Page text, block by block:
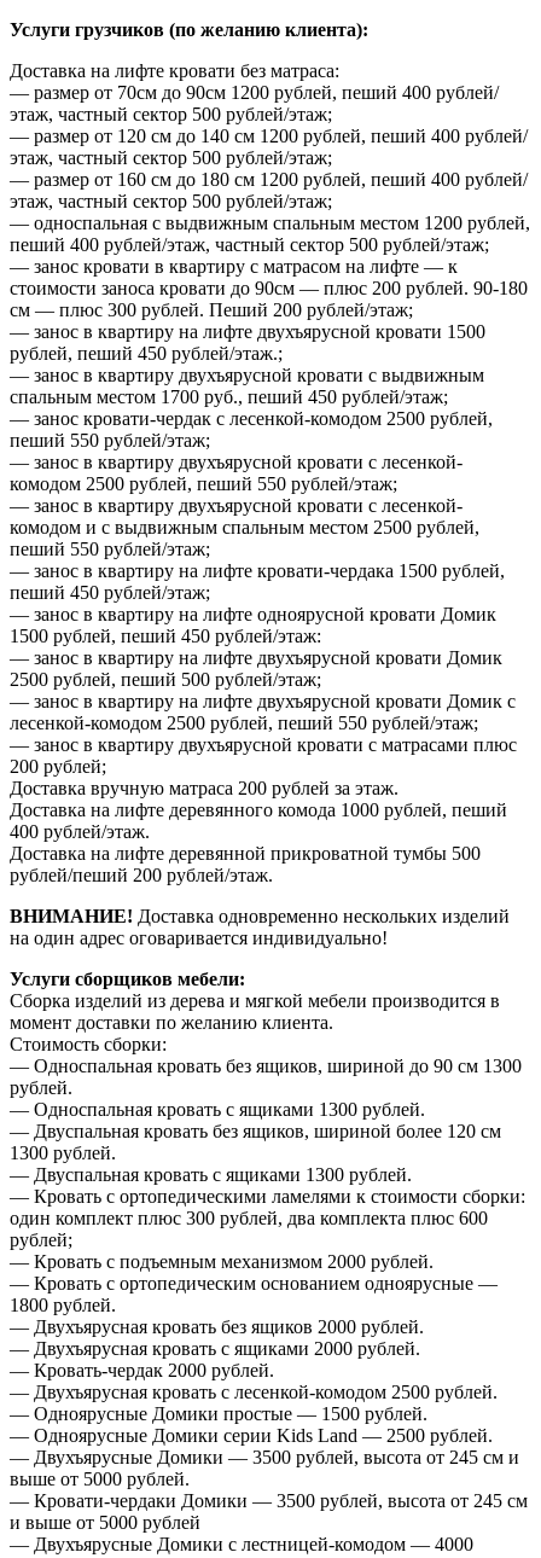
Услуги грузчиков (по желанию клиента):
Доставка на лифте кровати без матраса:
— размер от 70см до 90см 1200 рублей, пеший 400 рублей/
этаж, частный сектор 500 рублей/этаж;
— размер от 120 см до 140 см 1200 рублей, пеший 400 рублей/
этаж, частный сектор 500 рублей/этаж;
— размер от 160 см до 180 см 1200 рублей, пеший 400 рублей/
этаж, частный сектор 500 рублей/этаж;
— односпальная с выдвижным спальным местом 1200 рублей,
пеший 400 рублей/этаж, частный сектор 500 рублей/этаж;
— занос кровати в квартиру с матрасом на лифте — к
стоимости заноса кровати до 90см — плюс 200 рублей. 90-180
см — плюс 300 рублей. Пеший 200 рублей/этаж;
— занос в квартиру на лифте двухъярусной кровати 1500
рублей, пеший 450 рублей/этаж.;
— занос в квартиру двухъярусной кровати с выдвижным
спальным местом 1700 руб., пеший 450 рублей/этаж;
— занос кровати-чердак с лесенкой-комодом 2500 рублей,
пеший 550 рублей/этаж;
— занос в квартиру двухъярусной кровати с лесенкой-
комодом 2500 рублей, пеший 550 рублей/этаж;
— занос в квартиру двухъярусной кровати с лесенкой-
комодом и с выдвижным спальным местом 2500 рублей,
пеший 550 рублей/этаж;
— занос в квартиру на лифте кровати-чердака 1500 рублей,
пеший 450 рублей/этаж;
— занос в квартиру на лифте одноярусной кровати Домик
1500 рублей, пеший 450 рублей/этаж:
— занос в квартиру на лифте двухъярусной кровати Домик
2500 рублей, пеший 500 рублей/этаж;
— занос в квартиру на лифте двухъярусной кровати Домик с
лесенкой-комодом 2500 рублей, пеший 550 рублей/этаж;
— занос в квартиру двухъярусной кровати с матрасами плюс
200 рублей;
Доставка вручную матраса 200 рублей за этаж.
Доставка на лифте деревянного комода 1000 рублей, пеший
400 рублей/этаж.
Доставка на лифте деревянной прикроватной тумбы 500
рублей/пеший 200 рублей/этаж.
ВНИМАНИЕ! Доставка одновременно нескольких изделий
на один адрес оговаривается индивидуально!
Услуги сборщиков мебели:
Сборка изделий из дерева и мягкой мебели производится в
момент доставки по желанию клиента.
Стоимость сборки:
— Односпальная кровать без ящиков, шириной до 90 см 1300
рублей.
— Односпальная кровать с ящиками 1300 рублей.
— Двуспальная кровать без ящиков, шириной более 120 см
1300 рублей.
— Двуспальная кровать с ящиками 1300 рублей.
— Кровать с ортопедическими ламелями к стоимости сборки:
один комплект плюс 300 рублей, два комплекта плюс 600
рублей;
— Кровать с подъемным механизмом 2000 рублей.
— Кровать с ортопедическим основанием одноярусные —
1800 рублей.
— Двухъярусная кровать без ящиков 2000 рублей.
— Двухъярусная кровать с ящиками 2000 рублей.
— Кровать-чердак 2000 рублей.
— Двухъярусная кровать с лесенкой-комодом 2500 рублей.
— Одноярусные Домики простые — 1500 рублей.
— Одноярусные Домики серии Kids Land — 2500 рублей.
— Двухъярусные Домики — 3500 рублей, высота от 245 см и
выше от 5000 рублей.
— Кровати-чердаки Домики — 3500 рублей, высота от 245 см
и выше от 5000 рублей
— Двухъярусные Домики с лестницей-комодом — 4000